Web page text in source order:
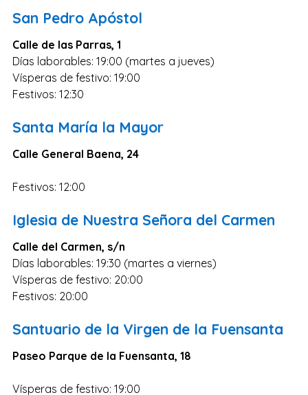
Málaga
Alicante
Toledo
Zaragoza
Granada
Córdoba
Huesca
Burgos
Jaén
Badajoz
León
San Pedro Apóstol
Calle de las Parras, 1
Días laborables: 19:00 (martes a jueves)
Vísperas de festivo: 19:00
Festivos: 12:30
Santa María la Mayor
Calle General Baena, 24
Festivos: 12:00
Iglesia de Nuestra Señora del Carmen
Calle del Carmen, s/n
Días laborables: 19:30 (martes a viernes)
Vísperas de festivo: 20:00
Festivos: 20:00
Santuario de la Virgen de la Fuensanta
Paseo Parque de la Fuensanta, 18
Vísperas de festivo: 19:00